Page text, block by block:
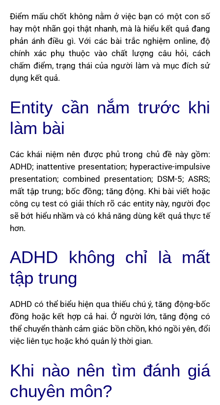
Điểm mấu chốt không nằm ở việc bạn có một con số
hay một nhãn gọi thật nhanh, mà là hiểu kết quả đang
phản ánh điều gì. Với các bài trắc nghiệm online, độ
chính xác phụ thuộc vào chất lượng câu hỏi, cách
chấm điểm, trạng thái của người làm và mục đích sử
dụng kết quả.
Entity cần nắm trước khi
làm bài
Các khái niệm nên được phủ trong chủ đề này gồm:
ADHD; inattentive presentation; hyperactive-impulsive
presentation; combined presentation; DSM-5; ASRS;
mất tập trung; bốc đồng; tăng động. Khi bài viết hoặc
công cụ test có giải thích rõ các entity này, người đọc
sẽ bớt hiểu nhầm và có khả năng dùng kết quả thực tế
hơn.
ADHD không chỉ là mất
tập trung
ADHD có thể biểu hiện qua thiếu chú ý, tăng động-bốc
đồng hoặc kết hợp cả hai. Ở người lớn, tăng động có
thể chuyển thành cảm giác bồn chồn, khó ngồi yên, đổi
việc liên tục hoặc khó quản lý thời gian.
Khi nào nên tìm đánh giá
chuyên môn?